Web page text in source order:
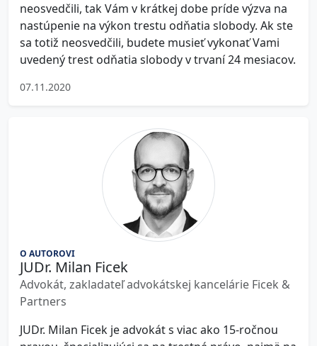
neosvedčili, tak Vám v krátkej dobe príde výzva na
nastúpenie na výkon trestu odňatia slobody. Ak ste
sa totiž neosvedčili, budete musieť vykonať Vami
uvedený trest odňatia slobody v trvaní 24 mesiacov.
07.11.2020
O AUTOROVI
JUDr. Milan Ficek
Advokát, zakladateľ advokátskej kancelárie Ficek &
Partners
JUDr. Milan Ficek je advokát s viac ako 15-ročnou